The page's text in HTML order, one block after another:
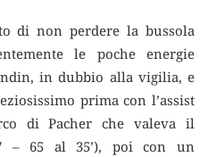
di non perdere la bussola
le poche energie
in dubbio alla vigilia, e
prima con l’assist
di Pacher che valeva il
– 65 al 35’), poi con un